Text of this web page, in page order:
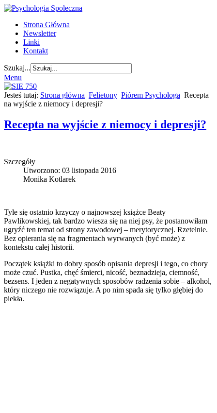
Strona Główna
Newsletter
Linki
Kontakt
Szukaj...
Menu
Jesteś tutaj: Strona główna Felietony Piórem Psychologa Recepta
na wyjście z niemocy i depresji?
Recepta na wyjście z niemocy i depresji?
Szczegóły
Utworzono: 03 listopada 2016
Monika Kotlarek
Tyle się ostatnio krzyczy o najnowszej książce Beaty
Pawlikowskiej, tak bardzo wiesza się na niej psy, że postanowiłam
ugryźć ten temat od strony zawodowej – merytorycznej. Rzetelnie.
Bez opierania się na fragmentach wyrwanych (być może) z
kontekstu całej historii.
Początek książki to dobry sposób opisania depresji i tego, co chory
może czuć. Pustka, chęć śmierci, nicość, beznadzieja, ciemność,
bezsens. I jeden z negatywnych sposobów radzenia sobie – alkohol,
który niczego nie rozwiązuje. A po nim spada się tylko głębiej do
piekła.